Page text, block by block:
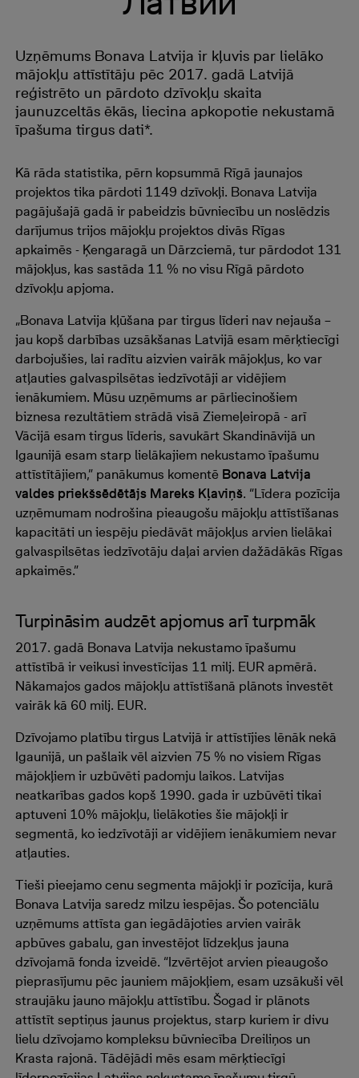
Uzņēmums Bonava Latvija ir kļuvis par lielāko
mājokļu attīstītāju pēc 2017. gadā Latvijā
reģistrēto un pārdoto dzīvokļu skaita
jaunuzceltās ēkās, liecina apkopotie nekustamā
īpašuma tirgus dati*.
Kā rāda statistika, pērn kopsummā Rīgā jaunajos
projektos tika pārdoti 1149 dzīvokļi. Bonava Latvija
pagājušajā gadā ir pabeidzis būvniecību un noslēdzis
darījumus trijos mājokļu projektos divās Rīgas
apkaimēs - Ķengaragā un Dārzciemā, tur pārdodot 131
mājokļus, kas sastāda 11 % no visu Rīgā pārdoto
dzīvokļu apjoma.
„Bonava Latvija kļūšana par tirgus līderi nav nejauša –
jau kopš darbības uzsākšanas Latvijā esam mērķtiecīgi
darbojušies, lai radītu aizvien vairāk mājokļus, ko var
atļauties galvaspilsētas iedzīvotāji ar vidējiem
ienākumiem. Mūsu uzņēmums ar pārliecinošiem
biznesa rezultātiem strādā visā Ziemeļeiropā - arī
Vācijā esam tirgus līderis, savukārt Skandināvijā un
Igaunijā esam starp lielākajiem nekustamo īpašumu
attīstītājiem,” panākumus komentē Bonava Latvija
valdes priekšsēdētājs Mareks Kļaviņš. “Līdera pozīcija
uzņēmumam nodrošina pieaugošu mājokļu attīstīšanas
kapacitāti un iespēju piedāvāt mājokļus arvien lielākai
galvaspilsētas iedzīvotāju daļai arvien dažādākās Rīgas
apkaimēs.”
Turpināsim audzēt apjomus arī turpmāk
2017. gadā Bonava Latvija nekustamo īpašumu
attīstībā ir veikusi investīcijas 11 milj. EUR apmērā.
Nākamajos gados mājokļu attīstīšanā plānots investēt
vairāk kā 60 milj. EUR.
Dzīvojamo platību tirgus Latvijā ir attīstījies lēnāk nekā
Igaunijā, un pašlaik vēl aizvien 75 % no visiem Rīgas
mājokļiem ir uzbūvēti padomju laikos. Latvijas
neatkarības gados kopš 1990. gada ir uzbūvēti tikai
aptuveni 10% mājokļu, lielākoties šie mājokļi ir
segmentā, ko iedzīvotāji ar vidējiem ienākumiem nevar
atļauties.
Tieši pieejamo cenu segmenta mājokļi ir pozīcija, kurā
Bonava Latvija saredz milzu iespējas. Šo potenciālu
uzņēmums attīsta gan iegādājoties arvien vairāk
apbūves gabalu, gan investējot līdzekļus jauna
dzīvojamā fonda izveidē. “Izvērtējot arvien pieaugošo
pieprasījumu pēc jauniem mājokļiem, esam uzsākuši vēl
straujāku jauno mājokļu attīstību. Šogad ir plānots
attīstīt septiņus jaunus projektus, starp kuriem ir divu
lielu dzīvojamo kompleksu būvniecība Dreiliņos un
Krasta rajonā. Tādējādi mēs esam mērķtiecīgi